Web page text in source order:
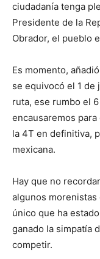
ciudadanía tenga
Presidente de la
Obrador, el pueblo
Es momento,
se equivocó el 1 de
ruta, ese rumbo el
encausaremos
la 4T en definitiva,
mexicana.
Hay que no
algunos
único que ha
ganado la simpatía
competir.